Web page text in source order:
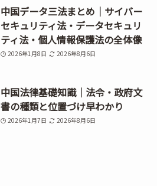
中国データ三法まとめ｜サイバー
セキュリティ法・データセキュリ
ティ法・個人情報保護法の全体像
2026年1月8日 2026年8月6日
中国法律基礎知識｜法令・政府文
書の種類と位置づけ早わかり
2026年1月7日 2026年8月6日